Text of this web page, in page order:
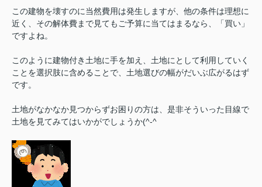
この建物を壊すのに当然費用は発生しますが、他の条件は理想に
近く、その解体費まで見てもご予算に当てはまるなら、「買い」
ですよね。
このように建物付き土地に手を加え、土地にとして利用していく
ことを選択肢に含めることで、土地選びの幅がだいぶ広がるはず
です。
土地がなかなか見つからずお困りの方は、是非そういった目線で
土地を見てみてはいかがでしょうか(^-^